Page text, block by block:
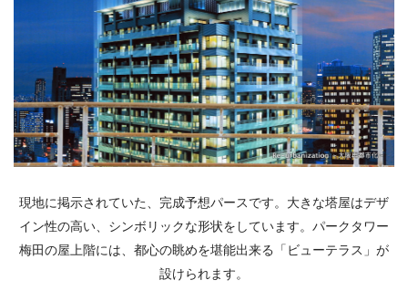
現地に掲示されていた、完成予想パースです。大きな塔屋はデザ
イン性の高い、シンボリックな形状をしています。パークタワー
梅田の屋上階には、都心の眺めを堪能出来る「ビューテラス」が
設けられます。